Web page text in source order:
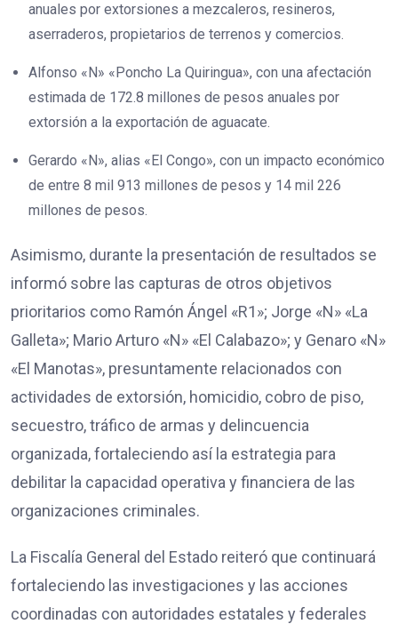
anuales por extorsiones a mezcaleros, resineros,
aserraderos, propietarios de terrenos y comercios.
Alfonso «N» «Poncho La Quiringua», con una afectación
estimada de 172.8 millones de pesos anuales por
extorsión a la exportación de aguacate.
Gerardo «N», alias «El Congo», con un impacto económico
de entre 8 mil 913 millones de pesos y 14 mil 226
millones de pesos.
Asimismo, durante la presentación de resultados se
informó sobre las capturas de otros objetivos
prioritarios como Ramón Ángel «R1»; Jorge «N» «La
Galleta»; Mario Arturo «N» «El Calabazo»; y Genaro «N»
«El Manotas», presuntamente relacionados con
actividades de extorsión, homicidio, cobro de piso,
secuestro, tráfico de armas y delincuencia
organizada, fortaleciendo así la estrategia para
debilitar la capacidad operativa y financiera de las
organizaciones criminales.
La Fiscalía General del Estado reiteró que continuará
fortaleciendo las investigaciones y las acciones
coordinadas con autoridades estatales y federales